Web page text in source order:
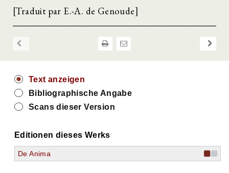
[Traduit par E.-A. de Genoude]
Text anzeigen
Bibliographische Angabe
Scans dieser Version
Editionen dieses Werks
De Anima